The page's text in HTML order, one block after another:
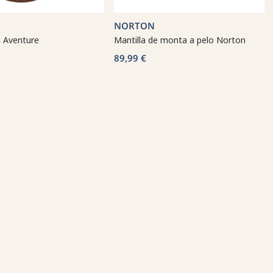
NORTON
Mantilla de monta a pelo Norton
89,99 €